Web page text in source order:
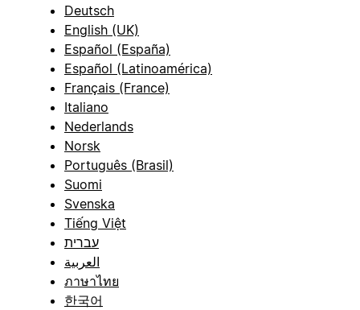
Deutsch
English (UK)
Español (España)
Español (Latinoamérica)
Français (France)
Italiano
Nederlands
Norsk
Português (Brasil)
Suomi
Svenska
Tiếng Việt
עברית
العربية
ภาษาไทย
한국어